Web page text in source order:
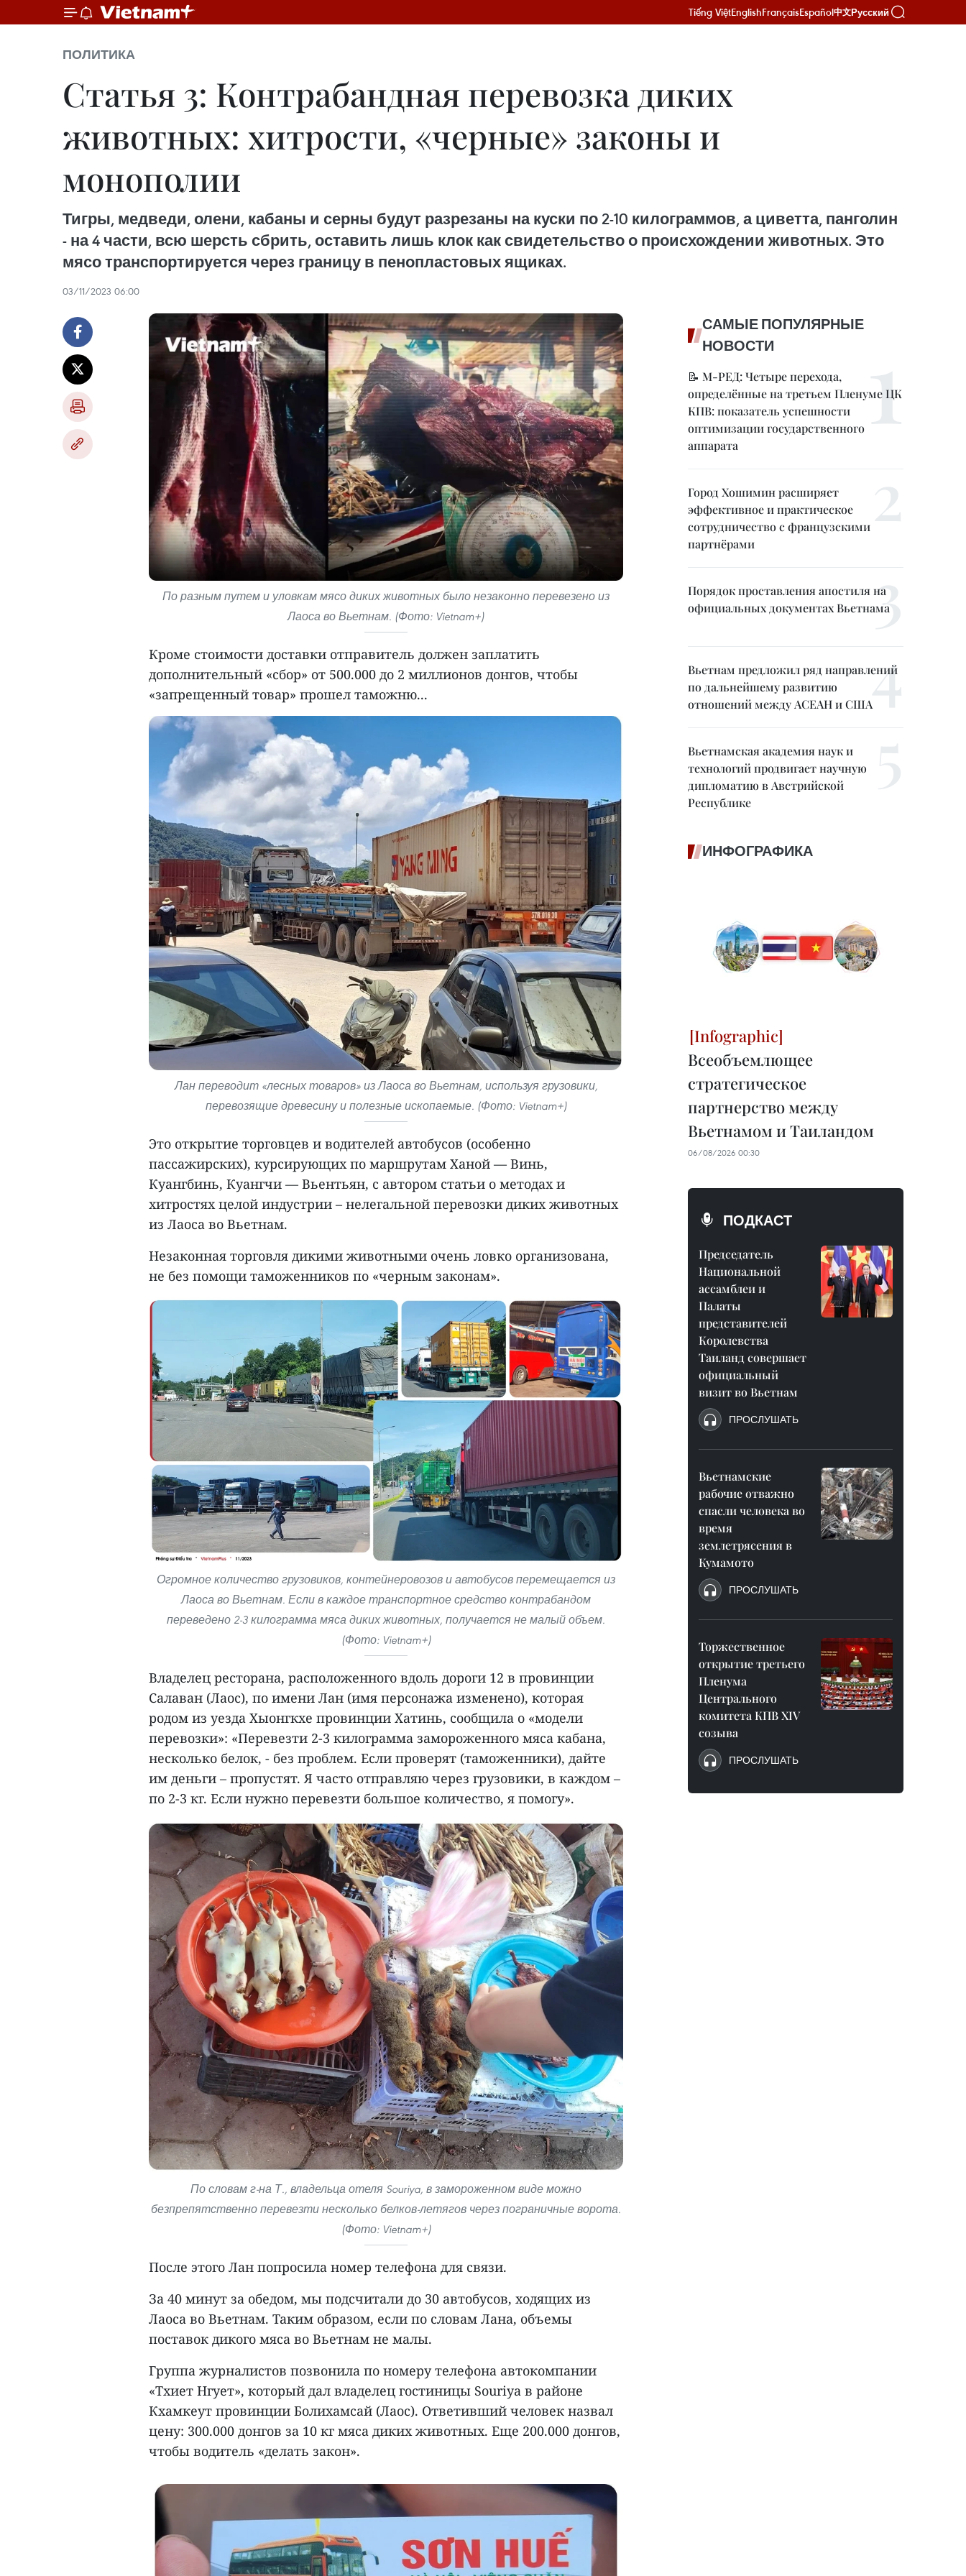
Tiếng ViệtEnglishFrançaisEspañol中文Русский
ПОЛИТИКА
Статья 3: Контрабандная перевозка диких
животных: хитрости, «черные» законы и
монополии
Тигры, медведи, олени, кабаны и серны будут разрезаны на куски по 2-10 килограммов, а циветта, панголин
- на 4 части, всю шерсть сбрить, оставить лишь клок как свидетельство о происхождении животных. Это
мясо транспортируется через границу в пенопластовых ящиках.
03/11/2023 06:00
По разным путем и уловкам мясо диких животных было незаконно перевезено из
Лаоса во Вьетнам. (Фото: Vietnam+)
Кроме стоимости доставки отправитель должен заплатить
дополнительный «сбор» от 500.000 до 2 миллионов донгов, чтобы
«запрещенный товар» прошел таможню...
Лан переводит «лесных товаров» из Лаоса во Вьетнам, используя грузовики,
перевозящие древесину и полезные ископаемые. (Фото: Vietnam+)
Это открытие торговцев и водителей автобусов (особенно
пассажирских), курсирующих по маршрутам Ханой — Винь,
Куангбинь, Куангчи — Вьентьян, с автором статьи о методах и
хитростях целой индустрии – нелегальной перевозки диких животных
из Лаоса во Вьетнам.
Незаконная торговля дикими животными очень ловко организована,
не без помощи таможенников по «черным законам».
Огромное количество грузовиков, контейнеровозов и автобусов перемещается из
Лаоса во Вьетнам. Если в каждое транспортное средство контрабандом
переведено 2-3 килограмма мяса диких животных, получается не малый объем.
(Фото: Vietnam+)
Владелец ресторана, расположенного вдоль дороги 12 в провинции
Салаван (Лаос), по имени Лан (имя персонажа изменено), которая
родом из уезда Хыонгкхе провинции Хатинь, сообщила о «модели
перевозки»: «Перевезти 2-3 килограмма замороженного мяса кабана,
несколько белок, - без проблем. Если проверят (таможенники), дайте
им деньги – пропустят. Я часто отправляю через грузовики, в каждом –
по 2-3 кг. Если нужно перевезти большое количество, я помогу».
По словам г-на Т., владельца отеля Souriya, в замороженном виде можно
безпрепятственно перевезти несколько белков-летягов через пограничные ворота.
(Фото: Vietnam+)
После этого Лан попросила номер телефона для связи.
За 40 минут за обедом, мы подсчитали до 30 автобусов, ходящих из
Лаоса во Вьетнам. Таким образом, если по словам Лана, объемы
поставок дикого мяса во Вьетнам не малы.
Группа журналистов позвонила по номеру телефона автокомпании
«Тхиет Нгует», который дал владелец гостиницы Souriya в районе
Кхамкеут провинции Болихамсай (Лаос). Ответивший человек назвал
цену: 300.000 донгов за 10 кг мяса диких животных. Еще 200.000 донгов,
чтобы водитель «делать закон».
САМЫЕ ПОПУЛЯРНЫЕ
НОВОСТИ
📝 М-РЕД: Четыре перехода,
определённые на третьем Пленуме ЦК
КПВ: показатель успешности
оптимизации государственного
аппарата
Город Хошимин расширяет
эффективное и практическое
сотрудничество с французскими
партнёрами
Порядок проставления апостиля на
официальных документах Вьетнама
Вьетнам предложил ряд направлений
по дальнейшему развитию
отношений между АСЕАН и США
Вьетнамская академия наук и
технологий продвигает научную
дипломатию в Австрийской
Республике
ИНФОГРАФИКА
Всеобъемлющее
стратегическое
партнерство между
Вьетнамом и Таиландом
06/08/2026 00:30
ПОДКАСТ
Председатель
Национальной
ассамблеи и
Палаты
представителей
Королевства
Таиланд совершает
официальный
визит во Вьетнам
ПРОСЛУШАТЬ
Вьетнамские
рабочие отважно
спасли человека во
время
землетрясения в
Кумамото
ПРОСЛУШАТЬ
Торжественное
открытие третьего
Пленума
Центрального
комитета КПВ XIV
созыва
ПРОСЛУШАТЬ